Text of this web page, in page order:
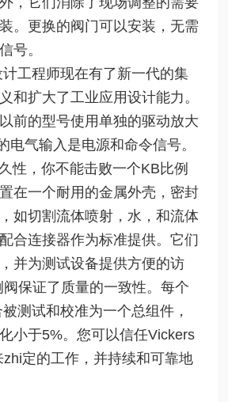
。更换的阀门可以安装，无需
号。
程师现在有了新一代的集
和扩大了工业应用设计能力。
前的型号使用单独的驱动放大
电气输入是电源和命令信号。
，你不能击败一个KB比例
在一个耐用的金属外壳，密封
如切割流体喷射，水，和流体
合连接器作为标准提供。它们
并为测试设备提供方便的访
保证了质量的一致性。每个
测试和校准为一个总组件，
小于5%。您可以信任Vickers
定的工作，并持续和可靠地